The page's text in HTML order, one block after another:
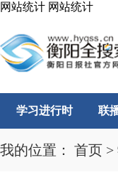
网站统计 网站统计
学习进行时 联
我的位置： 首页 >